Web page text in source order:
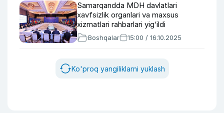
Samarqandda MDH davlatlari
xavfsizlik organlari va maxsus
xizmatlari rahbarlari yig‘ildi
Boshqalar 15:00 / 16.10.2025
Ko'proq yangiliklarni yuklash